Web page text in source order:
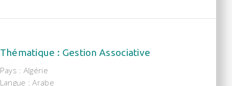
Thématique : Gestion Associative
Pays : Algérie
Langue : Arabe